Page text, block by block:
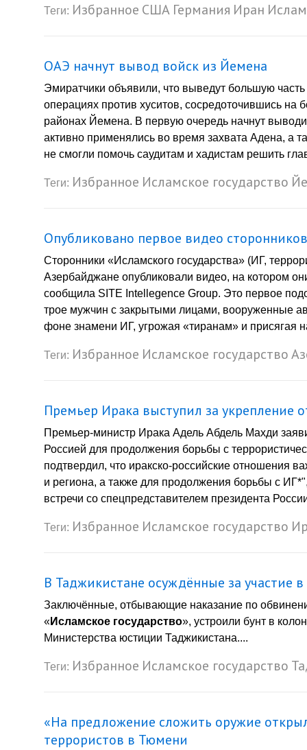
Теги: Избранное США Германия Иран
ОАЭ начнут вывод войск из Йемена
Эмиратчики объявили, что выведут большую
операциях против хуситов, сосредоточившись
районах Йемена. В первую очередь начнут
активно применялись во время захвата Адена, а
не смогли помочь саудитам и хадистам решить
Теги: Избранное Исламское государство
Опубликовано первое видео
Сторонники «Исламского государства» (ИГ,
Азербайджане опубликовали видео, на котором
сообщила SITE Intellegence Group. Это первое
трое мужчин с закрытыми лицами, вооруженные
фоне знамени ИГ, угрожая «тиранам» и присягая
Теги: Избранное Исламское государство
Премьер Ирака выступил за укрепление
Премьер-министр Ирака Адель Абдель Махди
Россией для продолжения борьбы с
подтвердил, что иракско-российские отношения
и региона, а также для продолжения борьбы с
встречи со спецпредставителем президента
Теги: Избранное Исламское государство
В Таджикистане осуждённые за участие
Заключённые, отбывающие наказание по
«Исламское государство», устроили бунт в
Министерства юстиции Таджикистана....
Теги: Избранное Исламское государство
«На предложение сложить оружие
террористов в Тюмени